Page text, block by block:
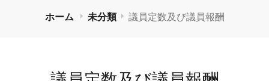
ホーム 未分類 議員定数及び議員報酬